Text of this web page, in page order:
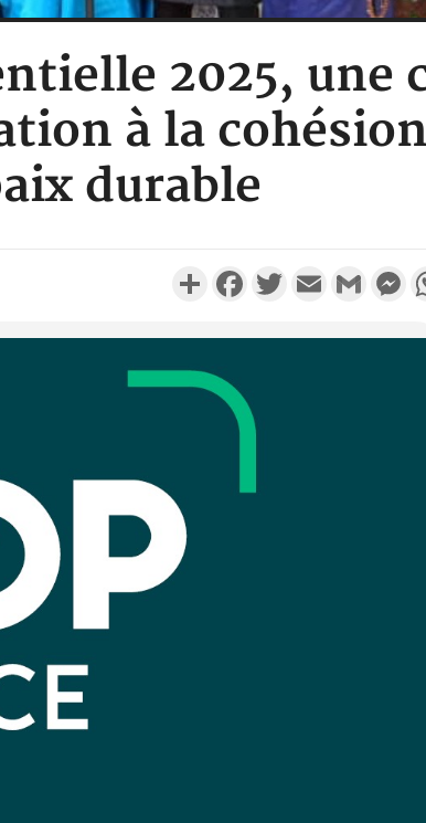
2025, une
à la
durable
PartagerFacebookTwitterEmail Gmail
d'absence de Biya,
Iyodi appelle le conseil